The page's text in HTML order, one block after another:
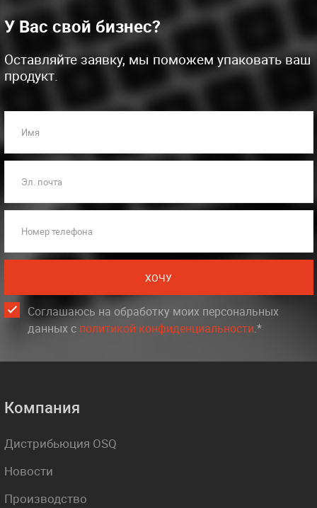
У Вас свой бизнес?
Оставляйте заявку, мы поможем упаковать ваш
продукт.
Имя
Эл. почта
Номер телефона
ХОЧУ
Соглашаюсь на обработку моих персональных
данных c политикой конфиденциальности.*
Компания
Дистрибьюция OSQ
Новости
Производство